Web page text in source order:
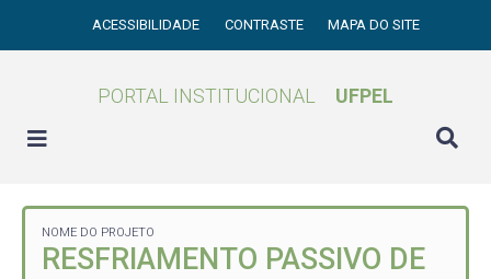
ACESSIBILIDADE CONTRASTE MAPA DO SITE
PORTAL INSTITUCIONAL UFPEL
NOME DO PROJETO
RESFRIAMENTO PASSIVO DE